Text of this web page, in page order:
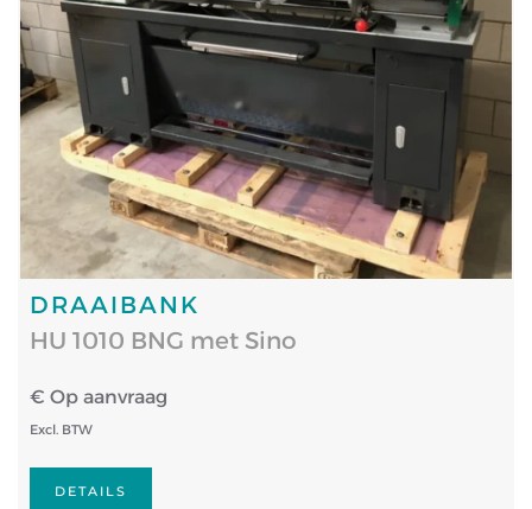
DRAAIBANK
HU 1010 BNG met Sino
€ Op aanvraag
Excl. BTW
DETAILS